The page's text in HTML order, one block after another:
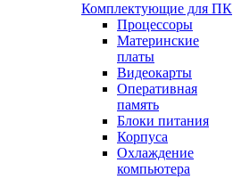
Комплектующие для ПК
Процессоры
Материнские
платы
Видеокарты
Оперативная
память
Блоки питания
Корпуса
Охлаждение
компьютера